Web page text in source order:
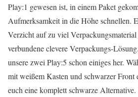
Play:1 gewesen ist, in einem Paket
Aufmerksamkeit in die Höhe schnellen.
Verzicht auf zu viel
verbundene clevere Verpackungs-
unsere zwei Play:5 schon einiges her.
mit weißem Kasten und schwarzer Front
euch eine komplett schwarze